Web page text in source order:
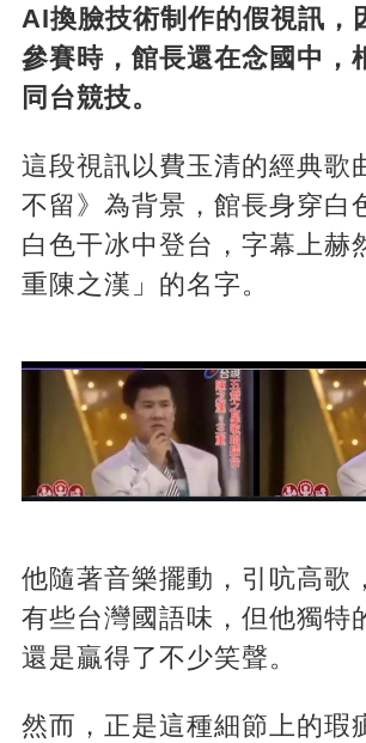
AI換臉技術制作的假視訊，
參賽時，館長還在念國中，
同台競技。
這段視訊以費玉清的經典歌
不留》為背景，館長身穿白
白色干冰中登台，字幕上赫
重陳之漢」的名字。
他隨著音樂擺動，引吭高歌
有些台灣國語味，但他獨特
還是贏得了不少笑聲。
然而，正是這種細節上的瑕